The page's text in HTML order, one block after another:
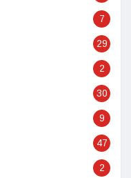
7
29
2
30
9
47
2